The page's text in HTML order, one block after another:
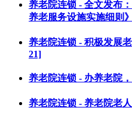
养老院连锁 - 全文发布
养老服务设施实施细则
养老院连锁 - 积极发展
21]
养老院连锁 - 办养老院
养老院连锁 - 养老院老